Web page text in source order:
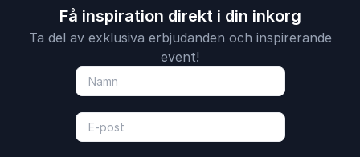
Få inspiration direkt i din inkorg
Ta del av exklusiva erbjudanden och inspirerande
event!